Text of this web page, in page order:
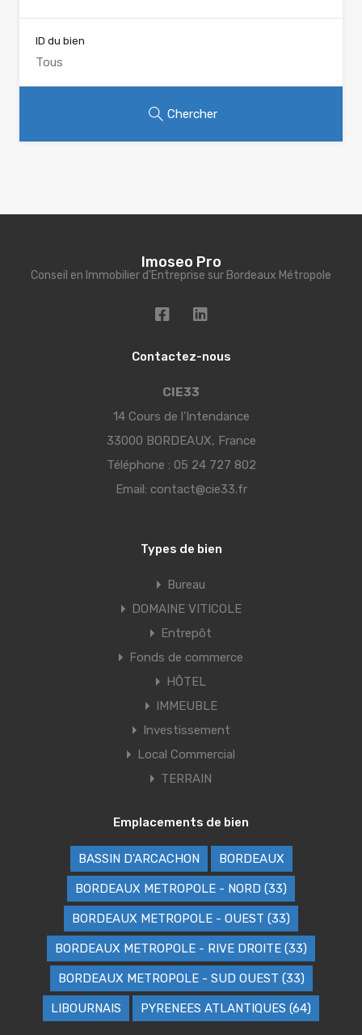
ID du bien
Chercher
Imoseo Pro
Conseil en Immobilier d'Entreprise sur Bordeaux Métropole
Contactez-nous
CIE33
14 Cours de l’Intendance
33000 BORDEAUX, France
Téléphone : 05 24 727 802
Email: contact@cie33.fr
Types de bien
Bureau
DOMAINE VITICOLE
Entrepôt
Fonds de commerce
HÔTEL
IMMEUBLE
Investissement
Local Commercial
TERRAIN
Emplacements de bien
BASSIN D'ARCACHON BORDEAUX
BORDEAUX METROPOLE - NORD (33)
BORDEAUX METROPOLE - OUEST (33)
BORDEAUX METROPOLE - RIVE DROITE (33)
BORDEAUX METROPOLE - SUD OUEST (33)
LIBOURNAIS PYRENEES ATLANTIQUES (64)